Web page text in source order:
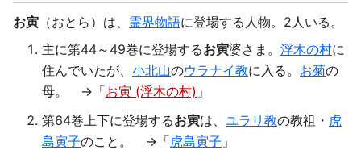
お寅 （おとら）は、 霊界物語に登場する人物。2人いる。
主に第44～49巻に登場するお寅婆さま。 浮木の村に
住んでいたが、 小北山のウラナイ教に入る。 お菊の
母。 →「お寅 (浮木の村) 」
第64巻上下に登場するお寅は、 ユラリ教の教祖・ 虎
島寅子のこと。 →「虎島寅子 」